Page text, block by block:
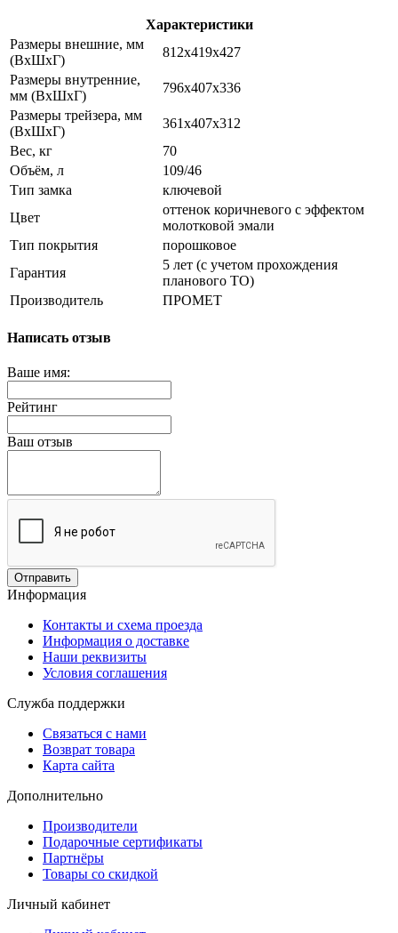
Характеристики
Размеры внешние, мм
(ВхШхГ)
812x419x427
Размеры внутренние,
мм (ВхШхГ)
796x407x336
Размеры трейзера, мм
(ВхШхГ)
361x407x312
Вес, кг
70
Объём, л
109/46
Тип замка
ключевой
Цвет
оттенок коричневого с эффектом
молотковой эмали
Тип покрытия
порошковое
Гарантия
5 лет (с учетом прохождения
планового ТО)
Производитель
ПРОМЕТ
Написать отзыв
Ваше имя:
Рейтинг
Ваш отзыв
Отправить
Информация
Контакты и схема проезда
Информация о доставке
Наши реквизиты
Условия соглашения
Служба поддержки
Связаться с нами
Возврат товара
Карта сайта
Дополнительно
Производители
Подарочные сертификаты
Партнёры
Товары со скидкой
Личный кабинет